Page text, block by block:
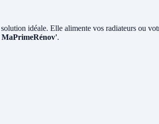
solution idéale. Elle alimente vos radiateurs ou
MaPrimeRénov'.